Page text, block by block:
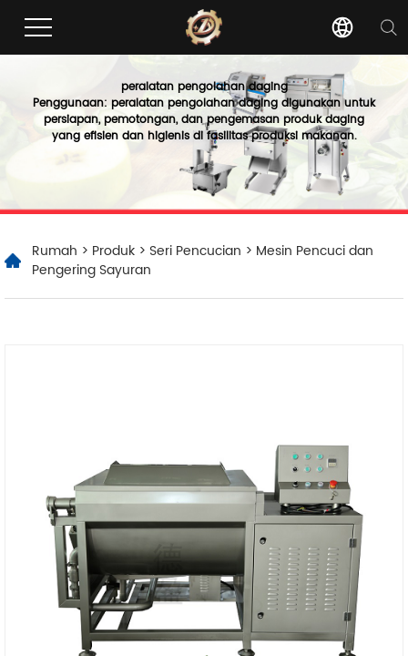
peralatan pengolahan daging
Penggunaan: peralatan pengolahan daging digunakan untuk
persiapan, pemotongan, dan pengemasan produk daging
yang efisien dan higienis di fasilitas produksi makanan.
Rumah > Produk > Seri Pencucian > Mesin Pencuci dan
Pengering Sayuran